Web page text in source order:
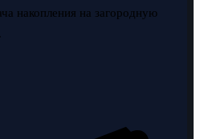
накопления на загородную